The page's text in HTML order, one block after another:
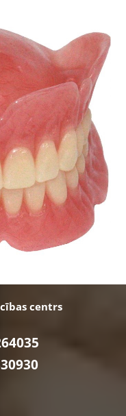
centrs